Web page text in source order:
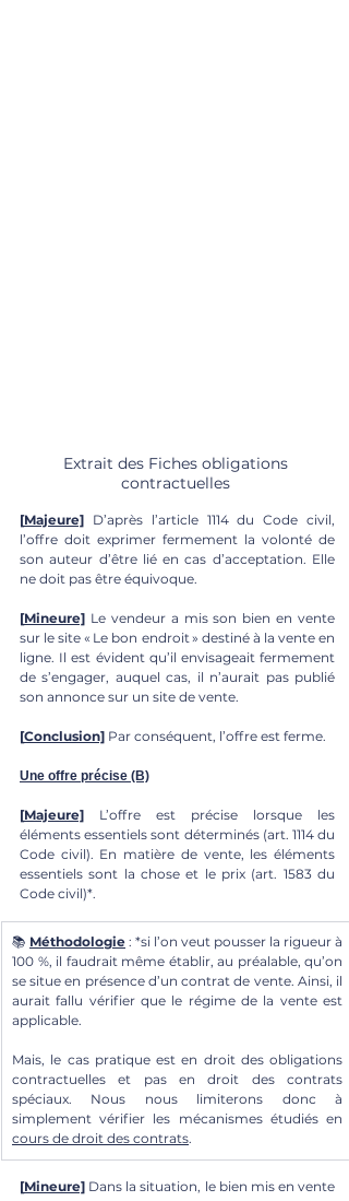
Extrait des Fiches obligations
contractuelles
[Majeure] D’après l’article 1114 du Code civil,
l’offre doit exprimer fermement la volonté de
son auteur d’être lié en cas d’acceptation. Elle
ne doit pas être équivoque.
[Mineure] Le vendeur a mis son bien en vente
sur le site « Le bon endroit » destiné à la vente en
ligne. Il est évident qu’il envisageait fermement
de s’engager, auquel cas, il n’aurait pas publié
son annonce sur un site de vente.
[Conclusion] Par conséquent, l’offre est ferme.
Une offre précise (B)
[Majeure] L’offre est précise lorsque les
éléments essentiels sont déterminés (art. 1114 du
Code civil). En matière de vente, les éléments
essentiels sont la chose et le prix (art. 1583 du
Code civil)*.
📚 Méthodologie : *si l’on veut pousser la rigueur à
100 %, il faudrait même établir, au préalable, qu’on
se situe en présence d’un contrat de vente. Ainsi, il
aurait fallu vérifier que le régime de la vente est
applicable.
Mais, le cas pratique est en droit des obligations
contractuelles et pas en droit des contrats
spéciaux. Nous nous limiterons donc à
cours de droit des contrats.
[Mineure] Dans la situation, le bien mis en vente